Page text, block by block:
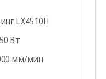
LX4510H
Вт
мм/мин